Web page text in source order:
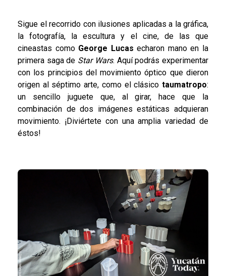
Sigue el recorrido con ilusiones aplicadas a la gráfica,
la fotografía, la escultura y el cine, de las que
cineastas como George Lucas echaron mano en la
primera saga de Star Wars. Aquí podrás experimentar
con los principios del movimiento óptico que dieron
origen al séptimo arte, como el clásico taumatropo:
un sencillo juguete que, al girar, hace que la
combinación de dos imágenes estáticas adquieran
movimiento. ¡Diviértete con una amplia variedad de
éstos!